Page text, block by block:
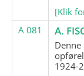
[Klik
A 081
A.
1924-